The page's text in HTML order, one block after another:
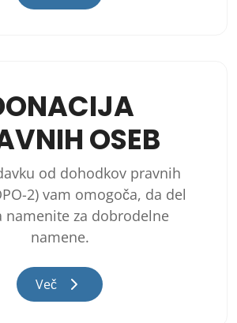
OSEB
od dohodkov pravnih
2) vam omogoča, da del
namenite za dobrodelne
namene.
Več